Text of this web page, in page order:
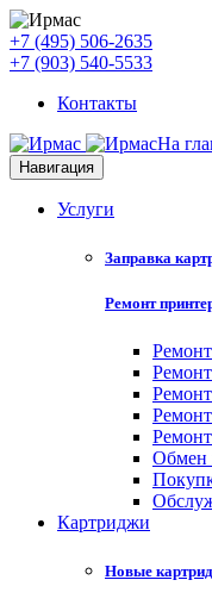
+7 (495) 506-2635
+7 (903) 540-5533
Контакты
На
Навигация
Услуги
Заправка
Ремонт
Обмен
Картриджи
Новые